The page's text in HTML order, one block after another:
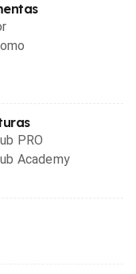
PRO
Academy